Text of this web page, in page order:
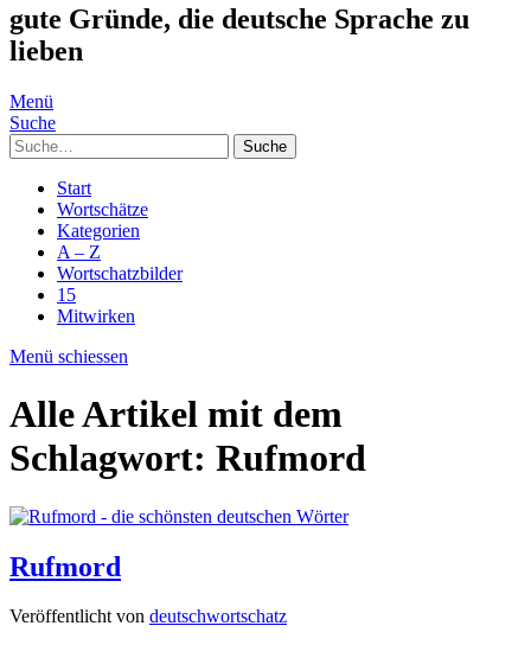
gute Gründe, die deutsche Sprache zu
lieben
Menü
Suche
Suche
Start
Wortschätze
Kategorien
A – Z
Wortschatzbilder
15
Mitwirken
Menü schiessen
Alle Artikel mit dem
Schlagwort: Rufmord
Rufmord
Veröffentlicht von deutschwortschatz